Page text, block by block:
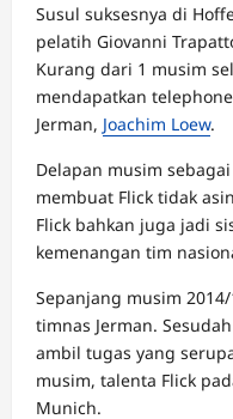
Susul suksesnya di
pelatih Giovanni
Kurang dari 1 musim
mendapatkan
Jerman, Joachim Loew.
Delapan musim
membuat Flick tidak
Flick bahkan juga jadi
kemenangan tim
Sepanjang musim
timnas Jerman.
ambil tugas yang
musim, talenta Flick
Munich.